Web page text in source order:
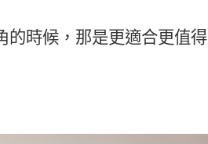
的時候，那是更適合更值得